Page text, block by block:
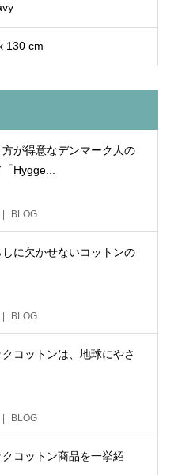
130 cm
が得意なデンマーク人の
Hygge...
BLOG
に欠かせないコットンの
BLOG
コットンは、地球にやさ
BLOG
コットン商品を一挙紹